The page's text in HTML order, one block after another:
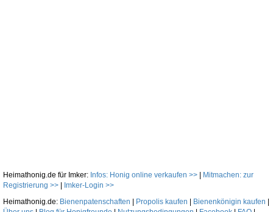
Heimathonig.de für Imker: Infos: Honig online verkaufen >>
Mitmachen: zur
Registrierung >>
Imker-Login >>
Heimathonig.de: Bienenpatenschaften Propolis kaufen Bienenkönigin kaufen